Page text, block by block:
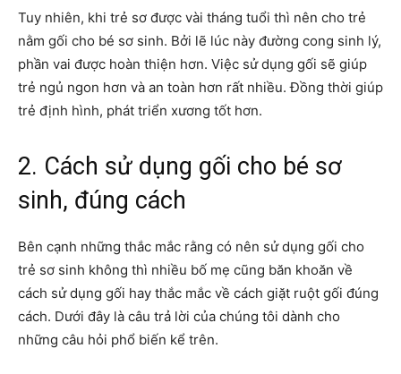
Tuy nhiên, khi trẻ sơ được vài tháng tuổi thì nên cho trẻ
nằm gối cho bé sơ sinh. Bởi lẽ lúc này đường cong sinh lý,
phần vai được hoàn thiện hơn. Việc sử dụng gối sẽ giúp
trẻ ngủ ngon hơn và an toàn hơn rất nhiều. Đồng thời giúp
trẻ định hình, phát triển xương tốt hơn.
2. Cách sử dụng gối cho bé sơ
sinh, đúng cách
Bên cạnh những thắc mắc rằng có nên sử dụng gối cho
trẻ sơ sinh không thì nhiều bố mẹ cũng băn khoăn về
cách sử dụng gối hay thắc mắc về cách giặt ruột gối đúng
cách. Dưới đây là câu trả lời của chúng tôi dành cho
những câu hỏi phổ biến kể trên.